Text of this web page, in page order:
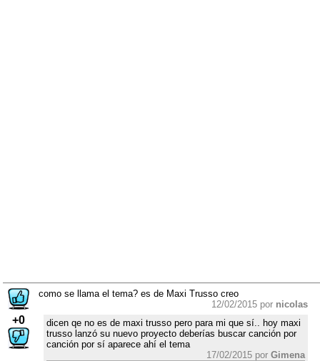
+0
como se llama el tema? es de Maxi Trusso creo
12/02/2015 por nicolas
dicen qe no es de maxi trusso pero para mi que sí.. hoy maxi
trusso lanzó su nuevo proyecto deberías buscar canción por
canción por sí aparece ahí el tema
17/02/2015 por Gimena